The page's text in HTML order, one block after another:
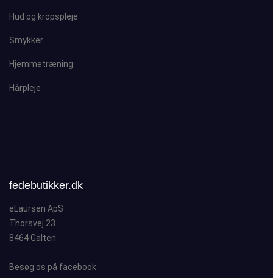
Hud og kropspleje
Smykker
Hjemmetræning
Hårpleje
fedebutikker.dk
eLaursen ApS
Thorsvej 23
8464 Galten
Besøg os på facebook